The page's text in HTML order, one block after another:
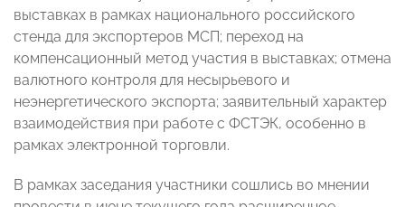
выставках в рамках национального российского
стенда для экспортеров МСП; переход на
компенсационный метод участия в выставках; отмена
валютного контроля для несырьевого и
неэнергетического экспорта; заявительный характер
взаимодействия при работе с ФСТЭК, особенно в
рамках электронной торговли.
В рамках заседания участники сошлись во мнении